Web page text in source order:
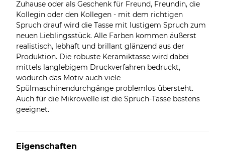
Zuhause oder als Geschenk für Freund, Freundin, die
Kollegin oder den Kollegen - mit dem richtigen
Spruch drauf wird die Tasse mit lustigem Spruch zum
neuen Lieblingsstück. Alle Farben kommen äußerst
realistisch, lebhaft und brillant glänzend aus der
Produktion. Die robuste Keramiktasse wird dabei
mittels langlebigem Druckverfahren bedruckt,
wodurch das Motiv auch viele
Spülmaschinendurchgänge problemlos übersteht.
Auch für die Mikrowelle ist die Spruch-Tasse bestens
geeignet.
Eigenschaften